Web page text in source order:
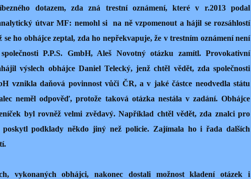
dotazem, zda zná trestní oznámení, které v r.2013 podal
útvar MF: nemohl si
na ně vzpomenout a hájil se rozsáhlostí
se ho obhájce zeptal, zda ho nepřekvapuje, že v trestním oznámení není
P.P.S. GmbH, Aleš Novotný otázku zamítl. Provokativní
výslech obhájce Daniel Telecký, jenž chtěl vědět, zda společnosti
vznikla daňová povinnost vůči ČR, a v jaké částce neodvedla státu
neměl odpověď, protože taková otázka nestála v zadání. Obhájce
byl rovněž velmi zvědavý. Například chtěl vědět, zda znalci pro
podklady někdo jiný než policie. Zajímala ho i řada dalších
vykonaných obhájci, nakonec dostali možnost kladení otázek i